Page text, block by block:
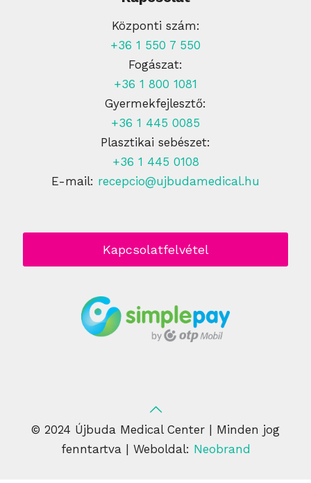
Központi szám:
+36 1 550 7 550
Fogászat:
+36 1 800 1081
Gyermekfejlesztő:
+36 1 445 0085
Plasztikai sebészet:
+36 1 445 0108
E-mail: recepcio@ujbudamedical.hu
Kapcsolatfelvétel
© 2024 Újbuda Medical Center | Minden jog
fenntartva | Weboldal: Neobrand